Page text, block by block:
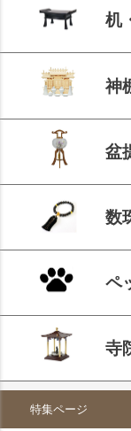
机
神
盆
数
ペ
寺
特集ページ